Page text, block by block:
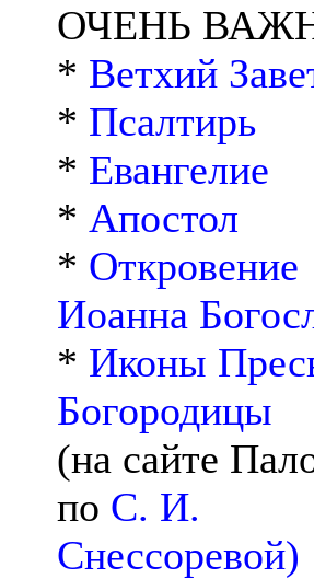
ОЧЕНЬ
* Ветхий
* Псалтирь
* Евангелие
* Апостол
* Откровение
Иоанна
* Иконы
Богородицы
(на сайте
по С. И.
Снессоревой)